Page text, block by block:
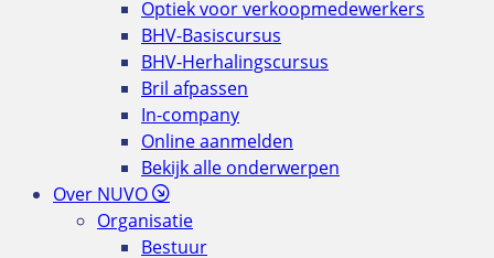
Optiek voor verkoopmedewerkers
BHV-Basiscursus
BHV-Herhalingscursus
Bril afpassen
In-company
Online aanmelden
Bekijk alle onderwerpen
Over NUVO
Organisatie
Bestuur